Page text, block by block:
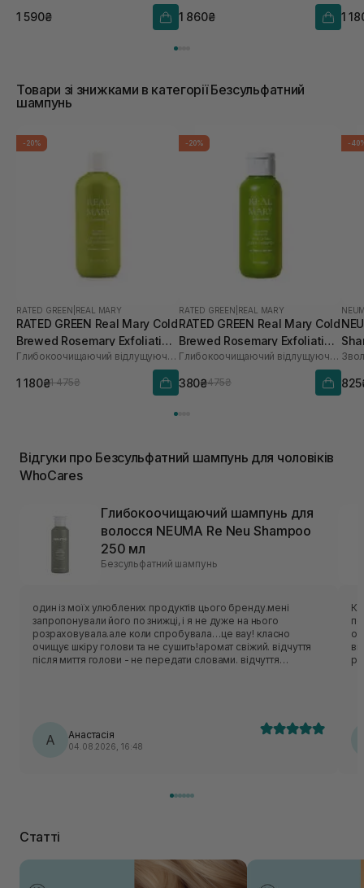
1 590₴ 1 860₴
1
Товари зі знижками в категорії Безсульфатний
шампунь
-20%
RATED GREEN REAL MARY
RATED GREEN Real Mary Cold
Brewed Rosemary Exfoliating
Scalp Shampoo 400 ml
Глибокоочищаючий відлущуючий шампунь з соком розмарину
1 180₴1 475₴
-20%
RATED GREEN REAL MARY
RATED GREEN Real Mary Cold
Brewed Rosemary Exfoliating
Scalp Shampoo 100 мл
Глибокоочищаючий відлущуючий шампунь з соком розмарину
380₴475₴
-
Відгуки про Безсульфатний шампунь для чоловіків
WhoCares
Глибокоочищаючий шампунь для
волосся NEUMA Re Neu Shampoo
250 мл
Безсульфатний шампунь
один із моїх улюблених продуктів цього бренду.мені
запропонували його по знижці, і я не дуже на нього
розраховувала.але коли спробувала…це вау! класно
очищує шкіру голови та не сушить!аромат свіжий. відчуття
після миття голови - не передати словами. відчуття
А Анастасія
04.08.2026, 16:48
Статті